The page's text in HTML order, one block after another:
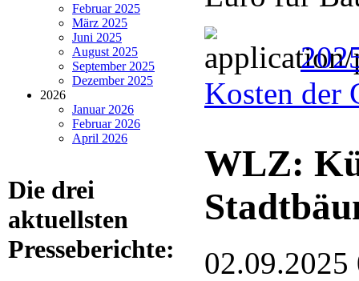
Februar 2025
März 2025
Juni 2025
August 2025
September 2025
Dezember 2025
2026
Januar 2026
Februar 2026
April 2026
Die drei
aktuellsten
Presseberichte:
Kosten der
WLZ:
02.09.2025